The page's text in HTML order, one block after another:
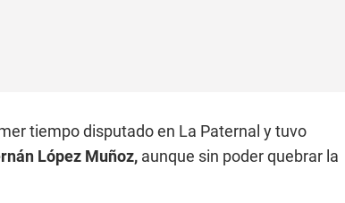
tiempo disputado en La Paternal y tuvo
López Muñoz, aunque sin poder quebrar la